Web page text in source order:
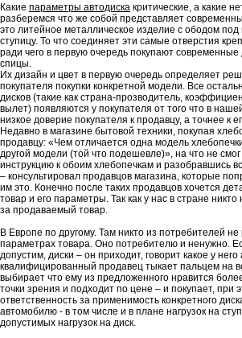
Какие параметры автодиска критические, а какие
разберемся что же собой представляет
это литейное металлическое изделие с ободом
ступицу. То что соединяет эти самые отверстия
ради чего в первую очередь покупают современные
спицы.
Их дизайн и цвет в первую очередь определяет
покупателя покупки конкретной модели. Все
дисков (такие как страна-прозводитель,
вылет) появляются у покупателя от того что в
низкое доверие покупателя к продавцу, а точнее к
Недавно в магазине бытовой техники, покупая
продавцу: «Чем отличается одна модель
другой модели (той что подешевле)», на что не
инструкцию к обоим хлебопечкам и разобравшись
– консультировал продавцов магазина, которые
им это. Конечно после таких продавцов хочется
товар и его параметры. Так как у нас в стране никто
за продаваемый товар.
В Европе по другому. Там никто из потребителей не
параметрах товара. Оно потребителю и ненужно.
допустим, диски – он приходит, говорит какое у него
квалифицированный продавец тыкает пальцем на
выбирает что ему из предложенного нравится более
точки зрения и подходит по цене – и покупает, при
ответственность за применимость конкретного
автомобилю - в том числе и в плане нагрузок на
допустимых нагрузок на диск.